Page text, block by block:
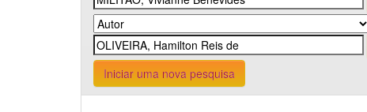
Iniciar uma nova pesquisa